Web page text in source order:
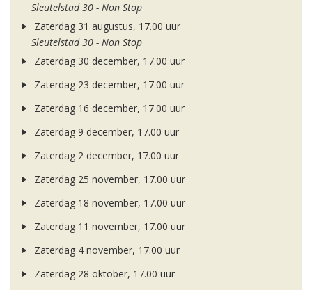
Sleutelstad 30 - Non Stop
Zaterdag 31 augustus, 17.00 uur
Sleutelstad 30 - Non Stop
Zaterdag 30 december, 17.00 uur
Zaterdag 23 december, 17.00 uur
Zaterdag 16 december, 17.00 uur
Zaterdag 9 december, 17.00 uur
Zaterdag 2 december, 17.00 uur
Zaterdag 25 november, 17.00 uur
Zaterdag 18 november, 17.00 uur
Zaterdag 11 november, 17.00 uur
Zaterdag 4 november, 17.00 uur
Zaterdag 28 oktober, 17.00 uur